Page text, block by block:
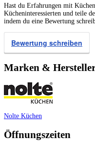
Hast du Erfahrungen mit
Kücheninteressierten und teile
indem du eine Bewertung
Bewertung schreiben
Marken &
Nolte Küchen
Öffnungszeiten